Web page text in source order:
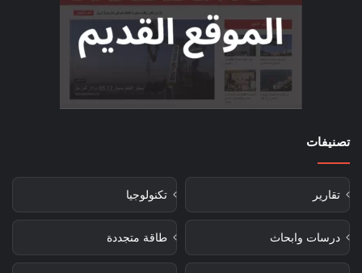
تصنيفات
تقارير تكنولوجيا
درسات وابحاث طاقة متجددة